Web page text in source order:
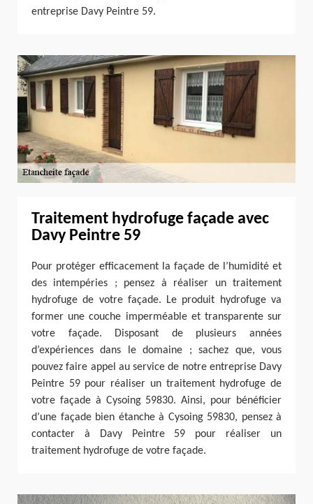
entreprise Davy Peintre 59.
Traitement hydrofuge façade avec
Davy Peintre 59
Pour protéger efficacement la façade de l’humidité et
des intempéries ; pensez à réaliser un traitement
hydrofuge de votre façade. Le produit hydrofuge va
former une couche imperméable et transparente sur
votre façade. Disposant de plusieurs années
d’expériences dans le domaine ; sachez que, vous
pouvez faire appel au service de notre entreprise Davy
Peintre 59 pour réaliser un traitement hydrofuge de
votre façade à Cysoing 59830. Ainsi, pour bénéficier
d’une façade bien étanche à Cysoing 59830, pensez à
contacter à Davy Peintre 59 pour réaliser un
traitement hydrofuge de votre façade.